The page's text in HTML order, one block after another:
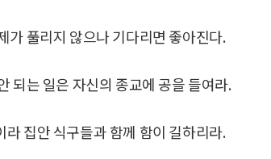
가 풀리지 않으나 기다리면 좋아진다.
되는 일은 자신의 종교에 공을 들여라.
집안 식구들과 함께 함이 길하리라.